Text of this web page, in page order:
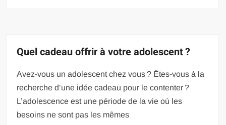
Quel cadeau offrir à votre adolescent ?
Avez-vous un adolescent chez vous ? Êtes-vous à la
recherche d’une idée cadeau pour le contenter ?
L’adolescence est une période de la vie où les
besoins ne sont pas les mêmes